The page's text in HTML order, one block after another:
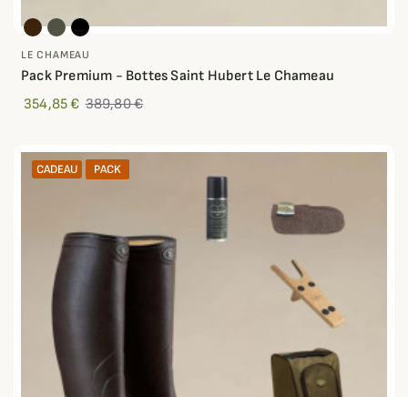
LE CHAMEAU
Pack Premium - Bottes Saint Hubert Le Chameau
354,85 € 389,80 €
CADEAU PACK